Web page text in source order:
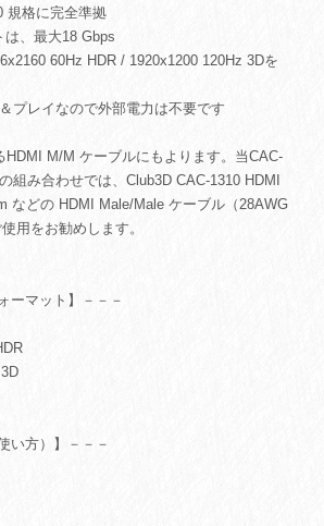
規格に完全準拠
、最大18 Gbps
60Hz HDR / 1920x1200 120Hz 3Dを
プレイなので外部電力は不要です
M/M ケーブルにもよります。当CAC-
組み合わせでは、Club3D CAC-1310 HDMI
などの HDMI Male/Male ケーブル（28AWG
用をお勧めします。
ーマット】－－－
い方）】－－－